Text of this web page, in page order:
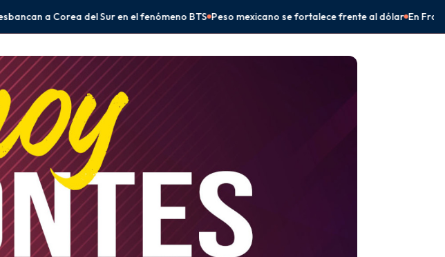
BTS Peso mexicano se fortalece frente al dólar En Frontera Comalapa, Eduardo